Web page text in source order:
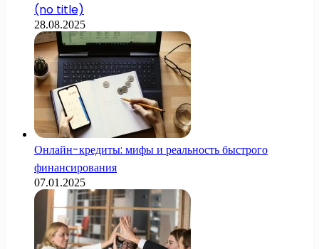
(no title)
28.08.2025
Онлайн-кредиты: мифы и реальность быстрого
финансирования
07.01.2025